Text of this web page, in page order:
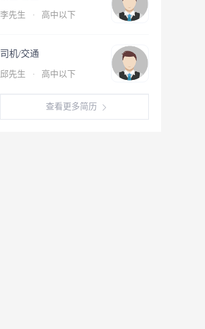
李先生 · 高中以下
司机/交通
邱先生 · 高中以下
查看更多简历